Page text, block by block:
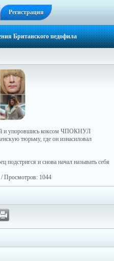
Регистрация
Британского педофила
и упоровшись коксом ЧПОКНУЛ
тюрьму, где он изнасиловал
и снова начал называть себя
Просмотров: 1044